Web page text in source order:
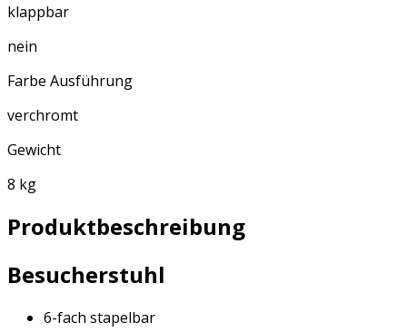
klappbar
nein
Farbe Ausführung
verchromt
Gewicht
8 kg
Produktbeschreibung
Besucherstuhl
6-fach stapelbar